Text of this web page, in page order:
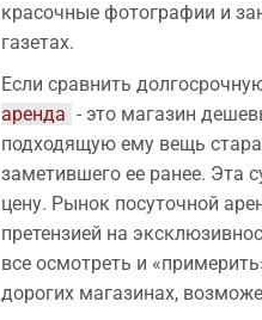
красочные фотографии и
газетах.
Если сравнить
аренда - это магазин
подходящую ему вещь
заметившего ее ранее. Эта
цену. Рынок посуточной
претензией на
все осмотреть и
дорогих магазинах,